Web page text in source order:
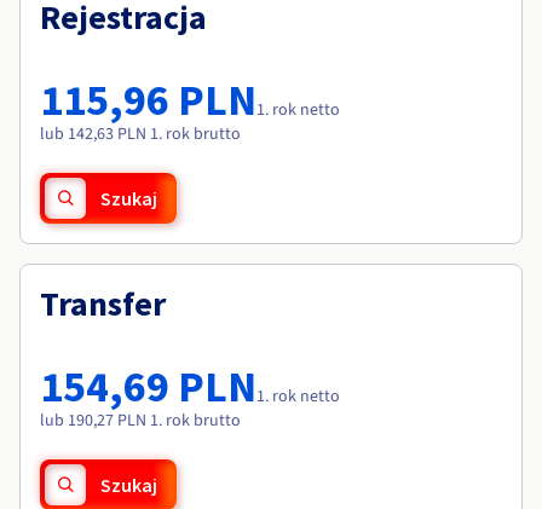
Cennik
Roadmap & Changelog
Monitorowanie
Roadmap & Changelog
Roadmap & Changelog
Roadmap & Changelog
Roadmap & Changelog
Rejestracja
115,96 PLN1. rok netto
lub 142,63 PLN 1. rok brutto
Szukaj
Transfer
154,69 PLN1. rok netto
lub 190,27 PLN 1. rok brutto
Szukaj